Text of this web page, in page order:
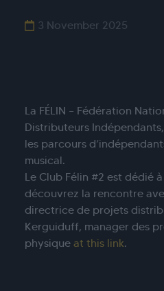
3 November 2025
La FÉLIN – Fédération
Distributeurs
les parcours
musical.
Le Club Félin #2 est dédié à
découvrez la rencontre
directrice de projets
Kerguiduff, manager des
physique at this link.